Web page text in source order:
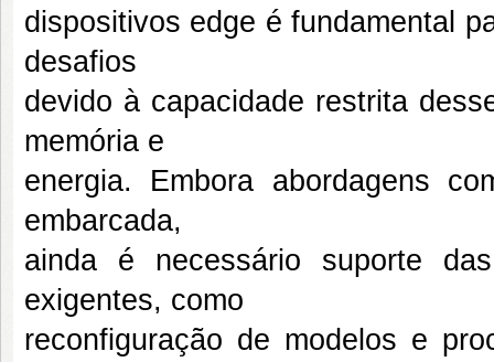
dispositivos edge é fundamental
desafios
devido à capacidade restrita
memória e
energia. Embora abordagens
embarcada,
ainda é necessário suporte
exigentes, como
reconfiguração de modelos e